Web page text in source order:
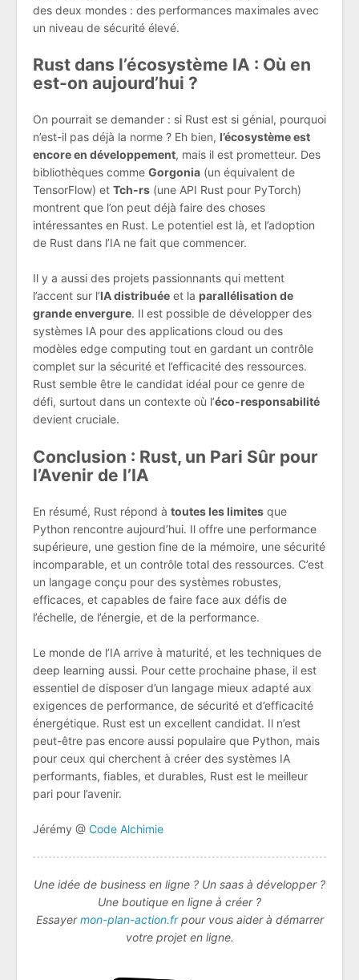
des deux mondes : des performances maximales avec
un niveau de sécurité élevé.
Rust dans l’écosystème IA : Où en
est-on aujourd’hui ?
On pourrait se demander : si Rust est si génial, pourquoi
n’est-il pas déjà la norme ? Eh bien, l’écosystème est
encore en développement, mais il est prometteur. Des
bibliothèques comme Gorgonia (un équivalent de
TensorFlow) et Tch-rs (une API Rust pour PyTorch)
montrent que l’on peut déjà faire des choses
intéressantes en Rust. Le potentiel est là, et l’adoption
de Rust dans l’IA ne fait que commencer.
Il y a aussi des projets passionnants qui mettent
l’accent sur l’IA distribuée et la parallélisation de
grande envergure. Il est possible de développer des
systèmes IA pour des applications cloud ou des
modèles edge computing tout en gardant un contrôle
complet sur la sécurité et l’efficacité des ressources.
Rust semble être le candidat idéal pour ce genre de
défi, surtout dans un contexte où l’éco-responsabilité
devient cruciale.
Conclusion : Rust, un Pari Sûr pour
l’Avenir de l’IA
En résumé, Rust répond à toutes les limites que
Python rencontre aujourd’hui. Il offre une performance
supérieure, une gestion fine de la mémoire, une sécurité
incomparable, et un contrôle total des ressources. C’est
un langage conçu pour des systèmes robustes,
efficaces, et capables de faire face aux défis de
l’échelle, de l’énergie, et de la performance.
Le monde de l’IA arrive à maturité, et les techniques de
deep learning aussi. Pour cette prochaine phase, il est
essentiel de disposer d’un langage mieux adapté aux
exigences de performance, de sécurité et d’efficacité
énergétique. Rust est un excellent candidat. Il n’est
peut-être pas encore aussi populaire que Python, mais
pour ceux qui cherchent à créer des systèmes IA
performants, fiables, et durables, Rust est le meilleur
pari pour l’avenir.
Jérémy @ Code Alchimie
Une idée de business en ligne ? Un saas à développer ?
Une boutique en ligne à créer ?
Essayermon-plan-action.frpour vous aider à démarrer
votre projet en ligne.